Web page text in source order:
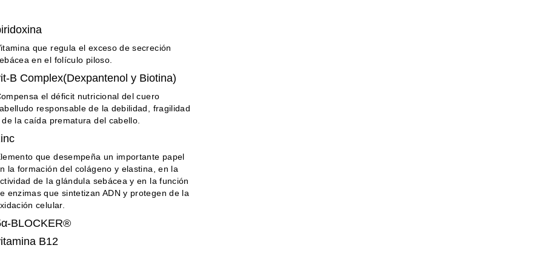
que regula el exceso de secreción
en el folículo piloso.
B Complex(Dexpantenol y Biotina)
el déficit nutricional del cuero
responsable de la debilidad, fragilidad
de la caída prematura del cabello.
que desempeña un importante papel
la formación del colágeno y elastina, en la
de la glándula sebácea y en la función
enzimas que sintetizan ADN y protegen de la
celular.
BLOCKER®
B12